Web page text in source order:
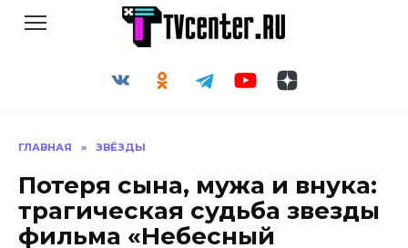
ГЛАВНАЯ » ЗВЁЗДЫ
Потеря сына, мужа и внука:
трагическая судьба звезды
фильма «Небесный